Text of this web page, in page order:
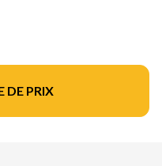
DE PRIX